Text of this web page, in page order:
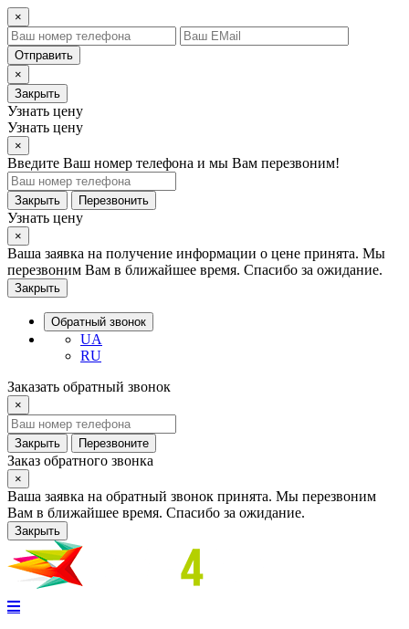
×
Отправить
×
Закрыть
Узнать цену
Узнать цену
×
Введите Ваш номер телефона и мы Вам перезвоним!
Закрыть Перезвонить
Узнать цену
×
Ваша заявка на получение информации о цене принята. Мы
перезвоним Вам в ближайшее время. Спасибо за ожидание.
Закрыть
Обратный звонок
UA
RU
Заказать обратный звонок
×
Закрыть Перезвоните
Заказ обратного звонка
×
Ваша заявка на обратный звонок принята. Мы перезвоним
Вам в ближайшее время. Спасибо за ожидание.
Закрыть